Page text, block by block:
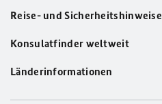
Reise- und Sicherheitshinweise
Konsulatfinder weltweit
Länderinformationen